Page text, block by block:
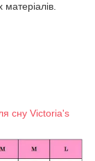
сну Victoria's